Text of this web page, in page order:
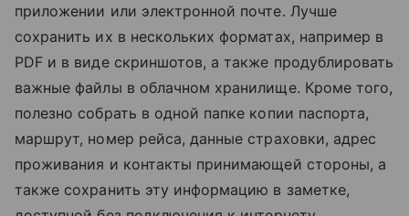
приложении или электронной почте. Лучше
сохранить их в нескольких форматах, например в
PDF и в виде скриншотов, а также продублировать
важные файлы в облачном хранилище. Кроме того,
полезно собрать в одной папке копии паспорта,
маршрут, номер рейса, данные страховки, адрес
проживания и контакты принимающей стороны, а
также сохранить эту информацию в заметке,